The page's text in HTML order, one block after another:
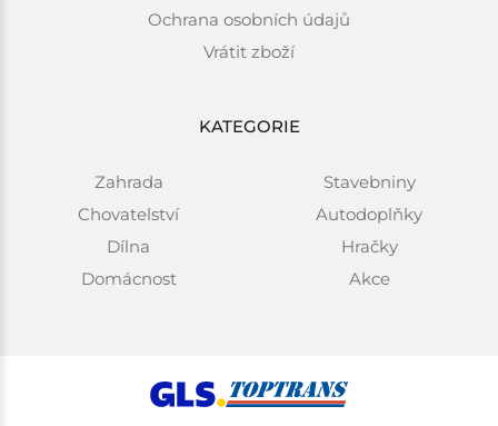
Ochrana osobních údajů
Vrátit zboží
KATEGORIE
Zahrada
Chovatelství
Dílna
Domácnost
Stavebniny
Autodoplňky
Hračky
Akce